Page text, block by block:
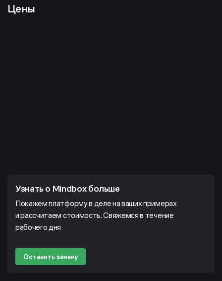
Цены
Узнать о Mindbox больше
Покажем платформу в деле на ваших примерах
и рассчитаем стоимость. Свяжемся в течение
рабочего дня
Оставить заявку